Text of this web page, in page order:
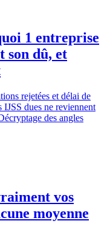
1 entreprise
son dû, et
rejetées et délai de
dues ne reviennent
des angles
vos
moyenne